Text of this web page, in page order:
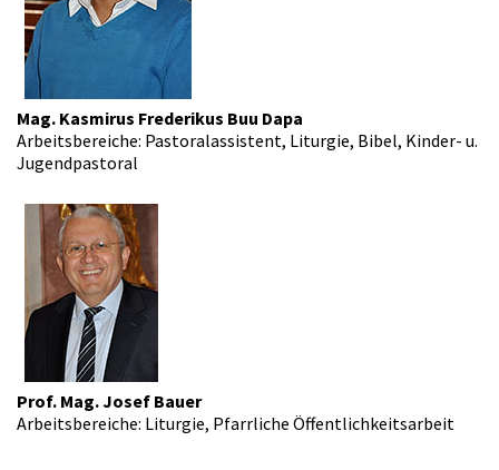
Mag. Kasmirus Frederikus Buu Dapa
Arbeitsbereiche: Pastoralassistent, Liturgie, Bibel, Kinder- u.
Jugendpastoral
Prof. Mag. Josef Bauer
Arbeitsbereiche: Liturgie, Pfarrliche Öffentlichkeitsarbeit